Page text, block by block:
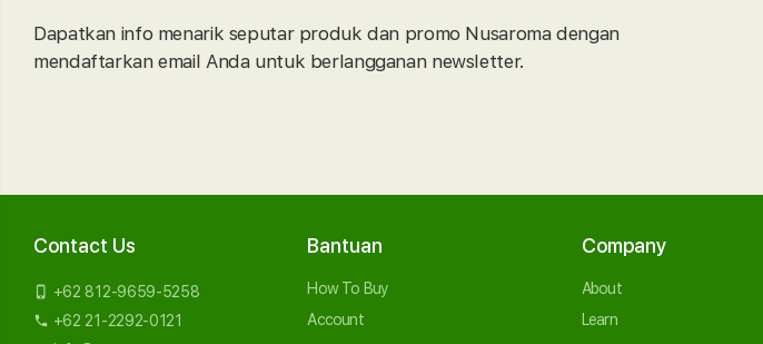
Dapatkan info menarik seputar produk dan promo Nusaroma dengan
mendaftarkan email Anda untuk berlangganan newsletter.
Contact Us
phone_iphone +62 812-9659-5258
local_phone +62 21-2292-0121
Bantuan
How To Buy
Account
Company
About
Learn